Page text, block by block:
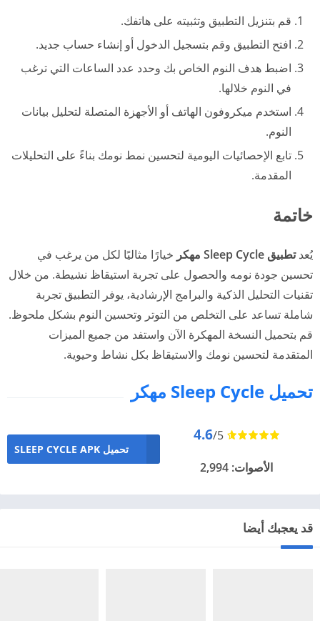
قم بتنزيل التطبيق وتثبيته على هاتفك.
افتح التطبيق وقم بتسجيل الدخول أو إنشاء حساب جديد.
اضبط هدف النوم الخاص بك وحدد عدد الساعات التي ترغب
في النوم خلالها.
استخدم ميكروفون الهاتف أو الأجهزة المتصلة لتحليل بيانات
النوم.
تابع الإحصائيات اليومية لتحسين نمط نومك بناءً على التحليلات
المقدمة.
خاتمة
يُعدتطبيق Sleep Cycle مهكر
خيارًا مثاليًا لكل من يرغب في
تحسين جودة نومه والحصول على تجربة استيقاظ نشيطة. من خلال
تقنيات التحليل الذكية والبرامج الإرشادية، يوفر التطبيق تجربة
شاملة تساعد على التخلص من التوتر وتحسين النوم بشكل ملحوظ.
قم بتحميل النسخة المهكرة الآن واستفد من جميع الميزات
المتقدمة لتحسين نومك والاستيقاظ بكل نشاط وحيوية.
تحميل Sleep Cycle مهكر
4.6/5
الأصوات: 2,994
تحميل SLEEP CYCLE APK
قد يعجبك أيضا